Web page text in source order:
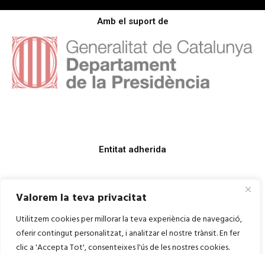
Valorem la teva privacitat
Utilitzem cookies per millorar la teva experiència de navegació,
oferir contingut personalitzat, i analitzar el nostre trànsit. En fer
clic a 'Accepta Tot', consenteixes l'ús de les nostres cookies.
Amb el suport de
Entitat adherida